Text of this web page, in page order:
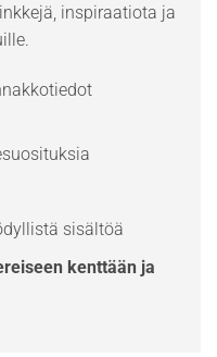
inspiraatiota ja
sisältöä
kenttään ja